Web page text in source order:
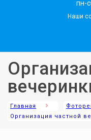
пн-
Наши
Главная
Организация частной